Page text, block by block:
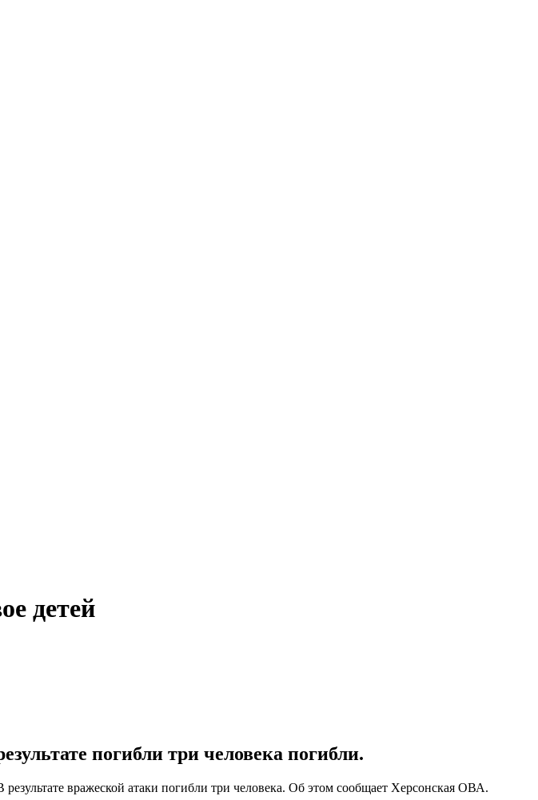
детей
погибли три человека погибли.
вражеской атаки погибли три человека. Об этом сообщает Херсонская ОВА.